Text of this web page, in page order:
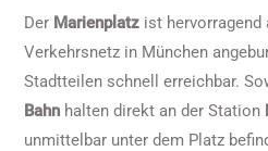
Der Marienplatz ist
Verkehrsnetz in München
Stadtteilen schnell erreichbar.
Bahn halten direkt an der Station
unmittelbar unter dem Platz